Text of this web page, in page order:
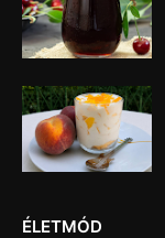
ÉLETMÓD